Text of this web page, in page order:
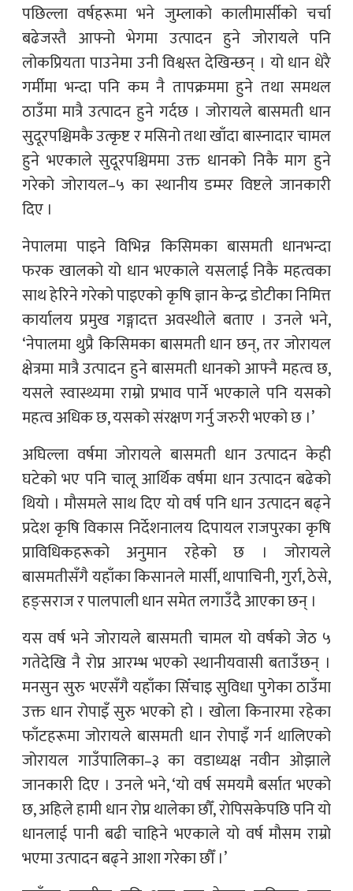
पछिल्ला वर्षहरूमा भने जुम्लाको कालीमार्सीको चर्चा
बढेजस्तै आफ्नो भेगमा उत्पादन हुने जोरायले पनि
लोकप्रियता पाउनेमा उनी विश्वस्त देखिन्छन् । यो धान धेरै
गर्मीमा भन्दा पनि कम नै तापक्रममा हुने तथा समथल
ठाउँमा मात्रै उत्पादन हुने गर्दछ । जोरायले बासमती धान
सुदूरपश्चिमकै उत्कृष्ट र मसिनो तथा खाँदा बास्नादार चामल
हुने भएकाले सुदूरपश्चिममा उक्त धानको निकै माग हुने
गरेको जोरायल–५ का स्थानीय डम्मर विष्टले जानकारी
दिए ।
नेपालमा पाइने विभिन्न किसिमका बासमती धानभन्दा
फरक खालको यो धान भएकाले यसलाई निकै महत्वका
साथ हेरिने गरेको पाइएको कृषि ज्ञान केन्द्र डोटीका निमित्त
कार्यालय प्रमुख गङ्गादत्त अवस्थीले बताए । उनले भने,
‘नेपालमा थुप्रै किसिमका बासमती धान छन्, तर जोरायल
क्षेत्रमा मात्रै उत्पादन हुने बासमती धानको आफ्नै महत्व छ,
यसले स्वास्थ्यमा राम्रो प्रभाव पार्ने भएकाले पनि यसको
महत्व अधिक छ, यसको संरक्षण गर्नु जरुरी भएको छ ।’
अघिल्ला वर्षमा जोरायले बासमती धान उत्पादन केही
घटेको भए पनि चालू आर्थिक वर्षमा धान उत्पादन बढेको
थियो । मौसमले साथ दिए यो वर्ष पनि धान उत्पादन बढ्ने
प्रदेश कृषि विकास निर्देशनालय दिपायल राजपुरका कृषि
प्राविधिकहरूको अनुमान रहेको छ । जोरायले
बासमतीसँगै यहाँका किसानले मार्सी, थापाचिनी, गुर्रा, ठेसे,
हङ्सराज र पालपाली धान समेत लगाउँदै आएका छन् ।
यस वर्ष भने जोरायले बासमती चामल यो वर्षको जेठ ५
गतेदेखि नै रोप्न आरम्भ भएको स्थानीयवासी बताउँछन् ।
मनसुन सुरु भएसँगै यहाँका सिँचाइ सुविधा पुगेका ठाउँमा
उक्त धान रोपाइँ सुरु भएको हो । खोला किनारमा रहेका
फाँटहरूमा जोरायले बासमती धान रोपाइँ गर्न थालिएको
जोरायल गाउँपालिका–३ का वडाध्यक्ष नवीन ओझाले
जानकारी दिए । उनले भने, ‘यो वर्ष समयमै बर्सात भएको
छ, अहिले हामी धान रोप्न थालेका छौँ, रोपिसकेपछि पनि यो
धानलाई पानी बढी चाहिने भएकाले यो वर्ष मौसम राम्रो
भएमा उत्पादन बढ्ने आशा गरेका छौँ ।’